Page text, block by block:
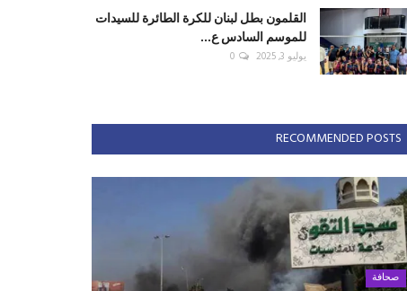
القلمون بطل لبنان للكرة الطائرة للسيدات
للموسم السادس ع...
يوليو 3, 2025 0
RECOMMENDED POSTS
صحافة